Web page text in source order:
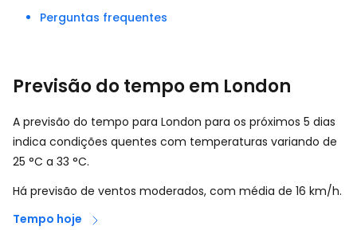
Perguntas frequentes
Previsão do tempo em London
A previsão do tempo para London para os próximos 5 dias
indica condições quentes com temperaturas variando de
25 °C a 33 °C.
Há previsão de ventos moderados, com média de 16 km/h.
Tempo hoje